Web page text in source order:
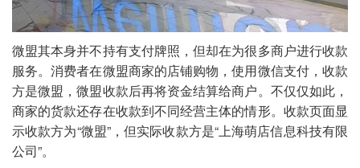
微盟其本身并不持有支付牌照，但却在为很多商户进行收款
服务。消费者在微盟商家的店铺购物，使用微信支付，收款
方是微盟，微盟收款后再将资金结算给商户。不仅仅如此，
商家的货款还存在收款到不同经营主体的情形。收款页面显
示收款方为“微盟”，但实际收款方是“上海萌店信息科技有限
公司”。